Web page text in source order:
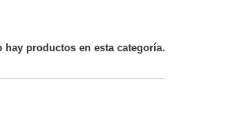
hay productos en esta categoría.